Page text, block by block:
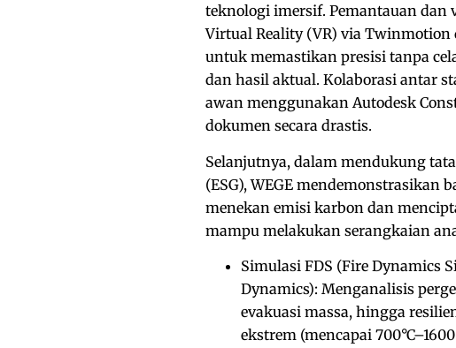
teknologi imersif. Pemantauan
Virtual Reality (VR) via Twinmotion
untuk memastikan presisi tanpa
dan hasil aktual. Kolaborasi antar
awan menggunakan Autodesk
dokumen secara drastis.
Selanjutnya, dalam mendukung
(ESG), WEGE
menekan emisi karbon dan
mampu melakukan serangkaian
Simulasi FDS (Fire Dynamics
Dynamics): Menganalisis
evakuasi massa, hingga
ekstrem (mencapai